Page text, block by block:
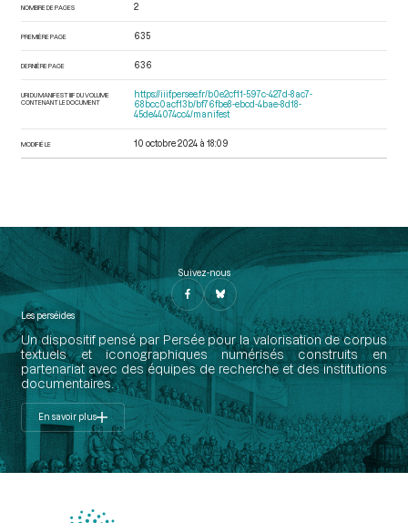
NOMBRE DE PAGES 2
PREMIÈRE PAGE 635
DERNIÈRE PAGE 636
URI DU MANIFEST IIIF DU VOLUME
CONTENANT LE DOCUMENT
https://iiif.persee.fr/b0e2cf11-597c-427d-8ac7-
68bcc0acf13b/bf76fbe8-ebcd-4bae-8d18-
45de44074cc4/manifest
MODIFIÉ LE 10 octobre 2024 à 18:09
Suivez-nous
Les perséides
Un dispositif pensé par Persée pour la valorisation de corpus
textuels et iconographiques numérisés construits en
partenariat avec des équipes de recherche et des institutions
documentaires.
En savoir plus